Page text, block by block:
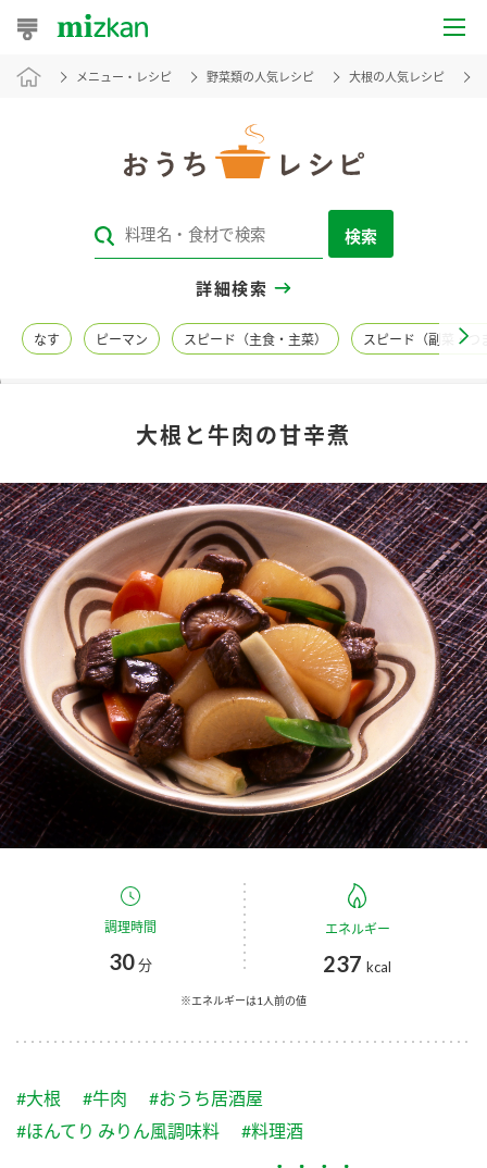
おうちレシピ
レシピカテゴリ一覧
レシピ名特集
商品カテゴリ
酢 調味酢
お酢ドリンク ぽん酢
みりん風・料理酒 鍋用調味料
つゆ たれ
スープ 中華
ふりかけ
新商品一覧
キャンペーン情報
ブランド・スペシャルサイト
ブランド・スペシャルサイト トップ
商品ブランドサイト
Fibee（ファイビー）
くらしプラ酢
お酢ドリンク
つゆ
納豆のサイト
企業情報
国内事業概要
企業理念
ミツカンの歴史
ミツカンを知る
環境への取り組み
お客様相談センター
メニュー・レシピ 野菜類の人気レシピ 大根の人気レシピ
検索
詳細検索
なす ピーマン スピード（主食・主菜） スピード（副菜・つ
大根と牛肉の甘辛煮
調理時間
30分
エネルギー
237 kcal
※エネルギーは1人前の値
#大根 #牛肉
#おうち居酒屋
#ほんてり みりん風調味料
#料理酒